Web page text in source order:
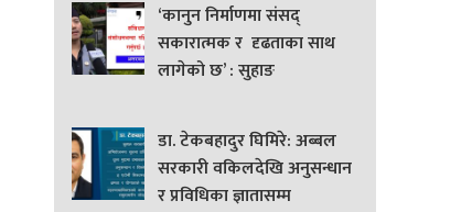
‘कानुन निर्माणमा संसद्
सकारात्मक र दृढताका साथ
लागेको छ’ : सुहाङ
डा. टेकबहादुर घिमिरे: अब्बल
सरकारी वकिलदेखि अनुसन्धान
र प्रविधिका ज्ञातासम्म